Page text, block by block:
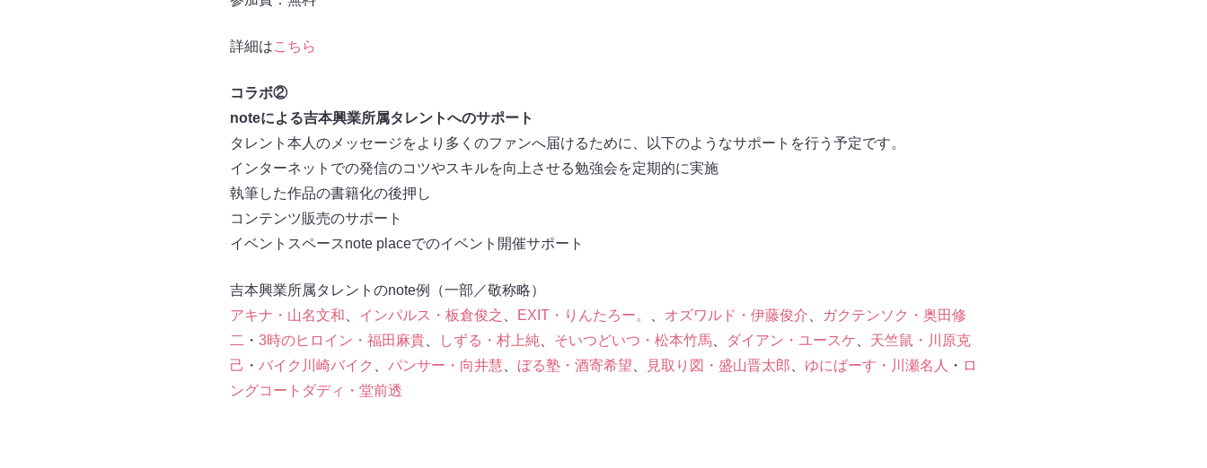
詳細はこちら
コラボ②
noteによる吉本興業所属タレントへのサポート
タレント本人のメッセージをより多くのファンへ届けるために、以下のようなサポートを行う予定です。
インターネットでの発信のコツやスキルを向上させる勉強会を定期的に実施
執筆した作品の書籍化の後押し
コンテンツ販売のサポート
イベントスペースnote placeでのイベント開催サポート
吉本興業所属タレントのnote例（一部／敬称略）
アキナ・山名文和
インパルス・板倉俊之 EXIT・りんたろー。 オズワルド・伊藤俊介
ガクテンソク・奥田修
二 ・ 3時のヒロイン・福田麻貴 しずる・村上純、 そいつどいつ・松本竹馬、 ダイアン・ユースケ
天竺鼠・川原克
己 ・ バイク川崎バイク パンサー・向井慧 ぼる塾・酒寄希望 見取り図・盛山晋太郎 ゆにばーす・川瀬名人 ・ ロ
ングコートダディ・堂前透